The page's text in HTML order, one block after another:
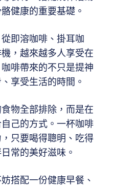
健康的重要基礎。
即溶咖啡、掛耳咖
，越來越多人享受在
啡帶來的不只是提神
享受生活的時間。
物全部排除，而是在
己的方式。一杯咖啡
只要喝得聰明、吃得
常的美好滋味。
搭配一份健康早餐、